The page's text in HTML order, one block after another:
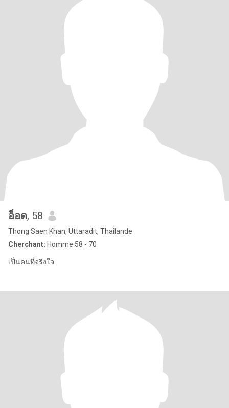
อ็อด, 58
Thong Saen Khan, Uttaradit, Thailande
Cherchant: Homme 58 - 70
เป็นคนที่จริงใจ